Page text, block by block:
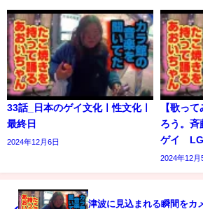
33話_日本のゲイ文化ㅣ性文化ㅣ
最終日
2024年12月6日
【歌っ
ろう。
ゲイ
2024年12月
津波に見込まれる瞬間をカ